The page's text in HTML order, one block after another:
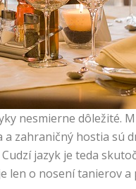
nesmierne dôležité.
zahraničný hostia sú
jazyk je teda
len o nosení tanierov